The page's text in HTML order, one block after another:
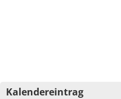
Kalendereintrag